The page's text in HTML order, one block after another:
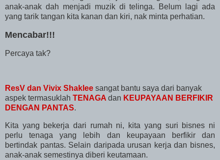
anak-anak dah menjadi muzik di telinga. Belum lagi ada
yang tarik tangan kita kanan dan kiri, nak minta perhatian.
Mencabar!!!
Percaya tak?
ResV dan Vivix Shaklee sangat bantu saya dari banyak
aspek termasuklah TENAGA dan KEUPAYAAN BERFIKIR
DENGAN PANTAS.
Kita yang bekerja dari rumah ni, kita yang suri bisnes ni
perlu tenaga yang lebih dan keupayaan berfikir dan
bertindak pantas. Selain daripada urusan kerja dan bisnes,
anak-anak semestinya diberi keutamaan.